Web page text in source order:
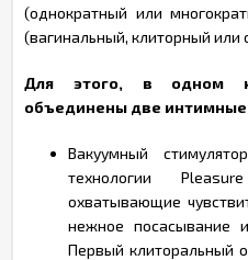
(однократный или
(вагинальный, клиторный или
Для этого, в одном
объединены две интимные
Вакуумный
технологии
охватывающие
нежное посасывание
Первый клиторальный